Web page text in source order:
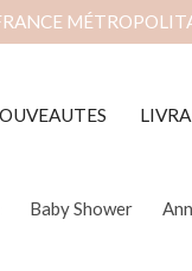
Baby Shower